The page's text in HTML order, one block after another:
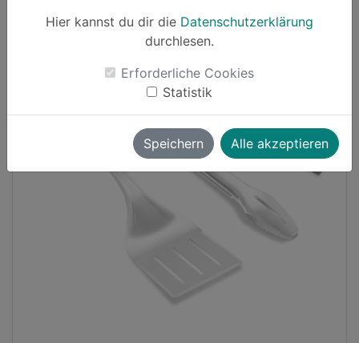
Hier kannst du dir die Datenschutzerklärung
durchlesen.
Erforderliche Cookies
Statistik
Speichern Alle akzeptieren
-19%